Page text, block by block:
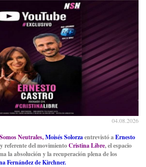
04.08.2026
Neutrales,Moisés Solorzaentrevistó aErnesto
referente del movimientoCristina Libre, el espacio
la absolución y la recuperación plena de los
Fernández de Kirchner.